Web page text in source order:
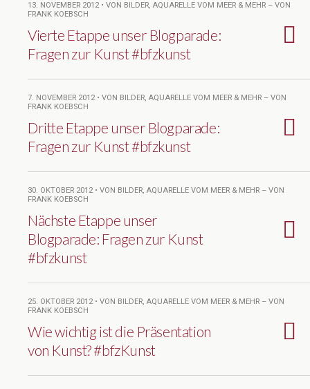
13. NOVEMBER 2012 • VON BILDER, AQUARELLE VOM MEER & MEHR – VON
FRANK KOEBSCH
Vierte Etappe unser Blogparade:
Fragen zur Kunst #bfzkunst
7. NOVEMBER 2012 • VON BILDER, AQUARELLE VOM MEER & MEHR – VON
FRANK KOEBSCH
Dritte Etappe unser Blogparade:
Fragen zur Kunst #bfzkunst
30. OKTOBER 2012 • VON BILDER, AQUARELLE VOM MEER & MEHR – VON
FRANK KOEBSCH
Nächste Etappe unser
Blogparade: Fragen zur Kunst
#bfzkunst
25. OKTOBER 2012 • VON BILDER, AQUARELLE VOM MEER & MEHR – VON
FRANK KOEBSCH
Wie wichtig ist die Präsentation
von Kunst? #bfzKunst